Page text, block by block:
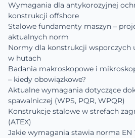
Wymagania dla antykorozyjnej
konstrukcji offshore
Stalowe fundamenty maszyn –
aktualnych norm
Normy dla konstrukcji wsporczych
w hutach
Badania makroskopowe i
– kiedy obowiązkowe?
Aktualne wymagania dotyczące
spawalniczej (WPS, PQR, WPQR)
Konstrukcje stalowe w strefach
(ATEX)
Jakie wymagania stawia norma EN